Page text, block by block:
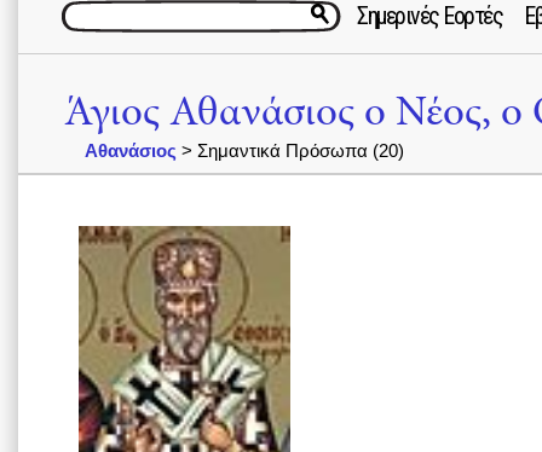
Σημερινές Εορτές
Άγιος Αθανάσιος ο Νέος,
Αθανάσιος > Σημαντικά Πρόσωπα (20)